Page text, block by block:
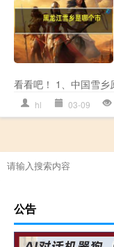
看看吧！ 1、中国雪乡
hl 03-09
公告